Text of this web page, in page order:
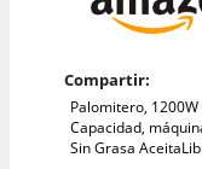
Compartir:
Palomitero,
Capacidad,
Sin Grasa